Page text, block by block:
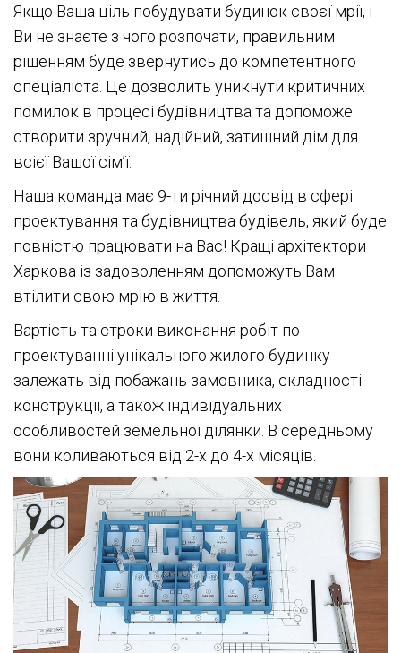
Якщо Ваша ціль побудувати будинок своєї мрії, і
Ви не знаєте з чого розпочати, правильним
рішенням буде звернутись до компетентного
спеціаліста. Це дозволить уникнути критичних
помилок в процесі будівництва та допоможе
створити зручний, надійний, затишний дім для
всієї Вашої сім’ї.
Наша команда має 9-ти річний досвід в сфері
проектування та будівництва будівель, який буде
повністю працювати на Вас! Кращі архітектори
Харкова із задоволенням допоможуть Вам
втілити свою мрію в життя.
Вартість та строки виконання робіт по
проектуванні унікального жилого будинку
залежать від побажань замовника, складності
конструкції, а також індивідуальних
особливостей земельної ділянки. В середньому
вони коливаються від 2-х до 4-х місяців.